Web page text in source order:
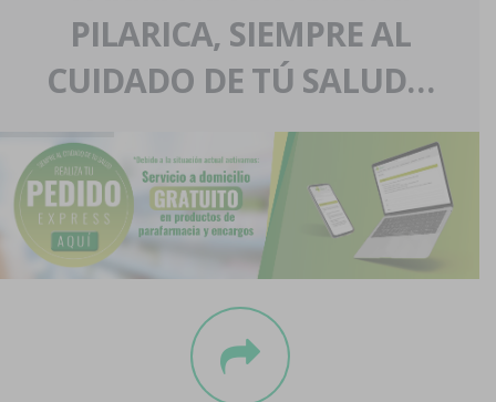
Nuestra historia
Nuestro equipo
Eventos
Servicios y reservas
Pedidos express
Blog
Contacto
Boletín
PILARICA, SIEMPRE AL
CUIDADO DE TÚ SALUD…